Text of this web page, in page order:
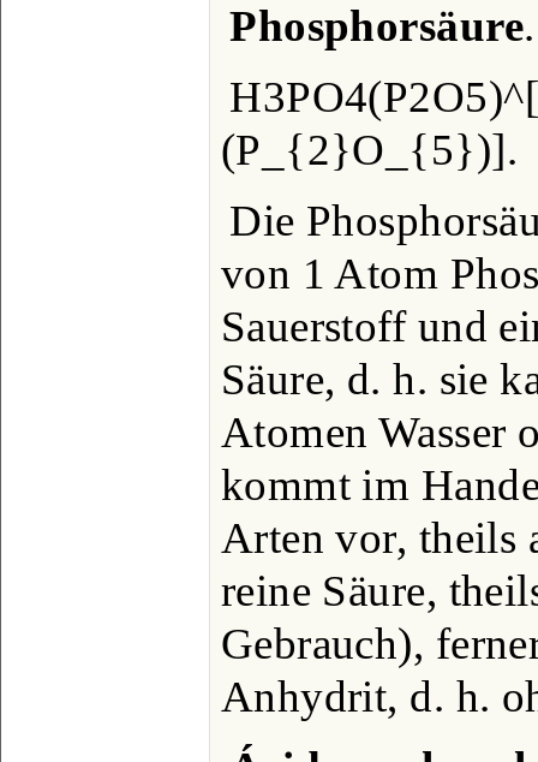
Phosphorsäure.
(P_{2}O_{5})].
Die
von 1 Atom
Sauerstoff und
Säure, d. h. sie
Atomen Wasser
kommt im
Arten vor, theils
reine Säure,
Gebrauch),
Anhydrit, d. h.